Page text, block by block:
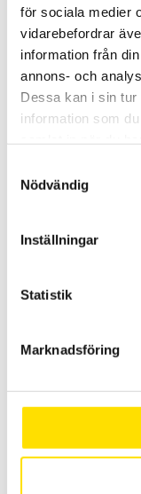
för sociala medier
vidarebefordrar
information från
annons- och
Dessa kan i sin tur
information som
Nödvändig
Inställningar
Statistik
Marknadsföring
Automatiskt
av maskiner och
och EN